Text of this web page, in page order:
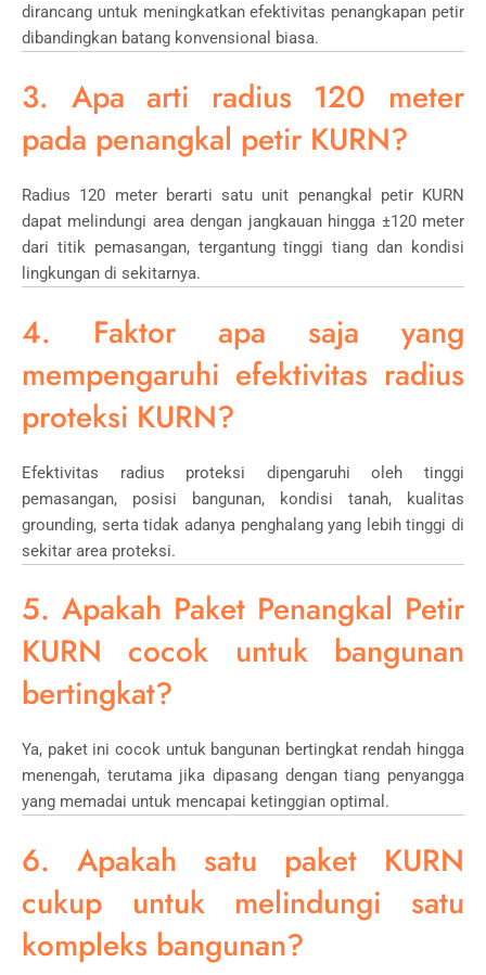
dirancang untuk meningkatkan efektivitas penangkapan petir
dibandingkan batang konvensional biasa.
3. Apa arti radius 120 meter
pada penangkal petir KURN?
Radius 120 meter berarti satu unit penangkal petir KURN
dapat melindungi area dengan jangkauan hingga ±120 meter
dari titik pemasangan, tergantung tinggi tiang dan kondisi
lingkungan di sekitarnya.
4. Faktor apa saja yang
mempengaruhi efektivitas radius
proteksi KURN?
Efektivitas radius proteksi dipengaruhi oleh tinggi
pemasangan, posisi bangunan, kondisi tanah, kualitas
grounding, serta tidak adanya penghalang yang lebih tinggi di
sekitar area proteksi.
5. Apakah Paket Penangkal Petir
KURN cocok untuk bangunan
bertingkat?
Ya, paket ini cocok untuk bangunan bertingkat rendah hingga
menengah, terutama jika dipasang dengan tiang penyangga
yang memadai untuk mencapai ketinggian optimal.
6. Apakah satu paket KURN
cukup untuk melindungi satu
kompleks bangunan?